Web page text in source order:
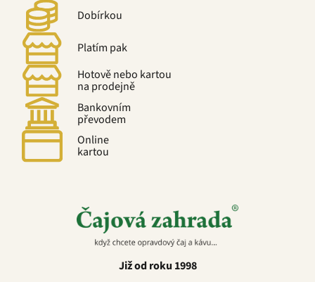
Dobírkou
Platím pak
Hotově nebo kartou
na prodejně
Bankovním
převodem
Online
kartou
Již od roku 1998